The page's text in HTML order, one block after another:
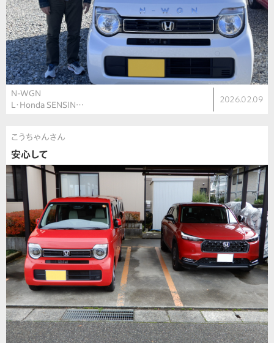
N-WGN
L・Honda SENSIN…
2026.02.09
こうちゃんさん
安心して